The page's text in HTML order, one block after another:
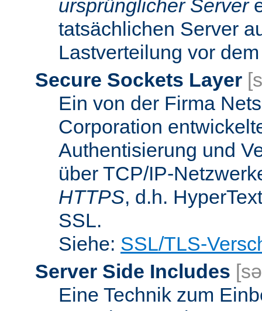
ursprünglicher Server
tatsächlichen Server
Lastverteilung vor
Secure Sockets Layer
Ein von der Firma
Corporation
Authentisierung und
über TCP/IP-
HTTPS, d.h.
SSL.
Siehe: SSL/TLS-
Server Side Includes
Eine Technik zum